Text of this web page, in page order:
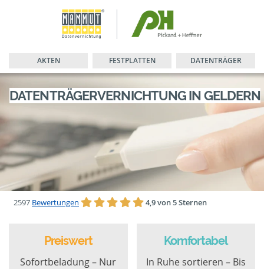
AKTEN FESTPLATTEN DATENTRÄGER
DATENTRÄGERVERNICHTUNG IN GELDERN
2597 Bewertungen 4,9 von 5 Sternen
Preiswert
Sofortbeladung – Nur
Komfortabel
In Ruhe sortieren – Bis